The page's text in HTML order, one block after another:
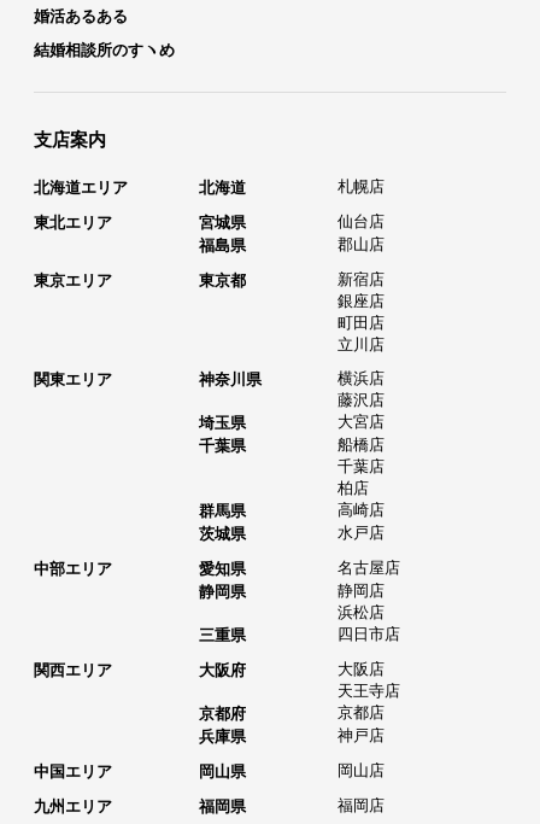
婚活あるある
結婚相談所のすヽめ
支店案内
北海道エリア 北海道
札幌店
東北エリア
宮城県
仙台店
福島県
郡山店
東京エリア
東京都
新宿店
銀座店
町田店
立川店
関東エリア
神奈川県
横浜店
藤沢店
埼玉県
大宮店
千葉県
船橋店
千葉店
柏店
群馬県
高崎店
茨城県
水戸店
中部エリア
愛知県
名古屋店
静岡県
静岡店
浜松店
三重県
四日市店
関西エリア
大阪府
大阪店
天王寺店
京都府
京都店
兵庫県
神戸店
中国エリア
岡山県
岡山店
九州エリア
福岡県
福岡店